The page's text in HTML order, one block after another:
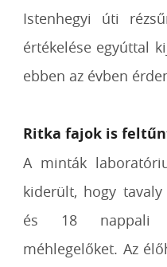
Istenhegyi úti
értékelése egyúttal
ebben az évben
Ritka fajok is
A minták
kiderült, hogy
és 18 nappali
méhlegelőket. Az